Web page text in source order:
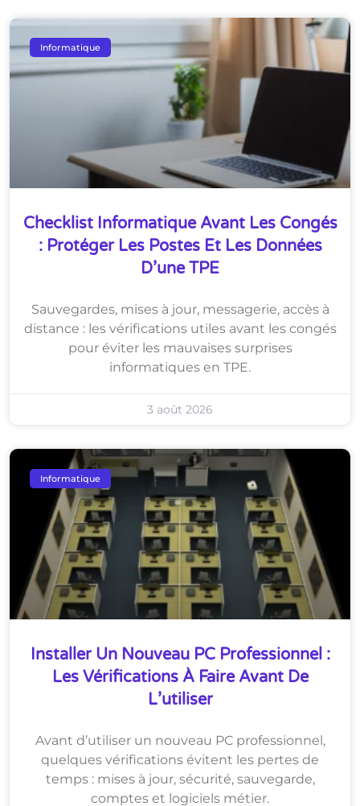
Informatique
Checklist Informatique Avant Les Congés
: Protéger Les Postes Et Les Données
D’une TPE
Sauvegardes, mises à jour, messagerie, accès à
distance : les vérifications utiles avant les congés
pour éviter les mauvaises surprises
informatiques en TPE.
3 août 2026
Informatique
Installer Un Nouveau PC Professionnel :
Les Vérifications À Faire Avant De
L’utiliser
Avant d’utiliser un nouveau PC professionnel,
quelques vérifications évitent les pertes de
temps : mises à jour, sécurité, sauvegarde,
comptes et logiciels métier.